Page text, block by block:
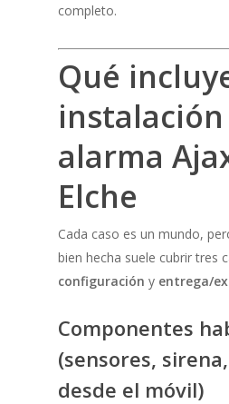
completo.
Qué
alarma
Elche
Cada caso es un mundo,
bien hecha suele cubrir tres
configuración y entrega/
Componentes
(sensores,
desde el móvil)